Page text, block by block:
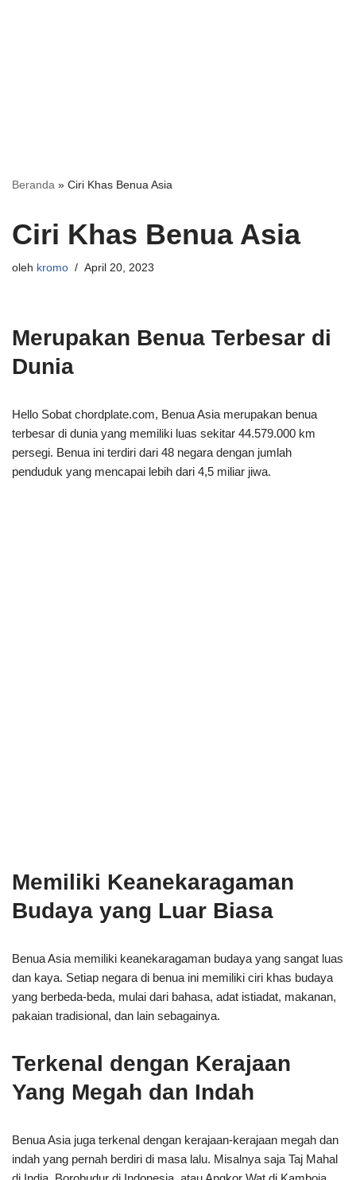
Beranda » Ciri Khas Benua Asia
Ciri Khas Benua Asia
oleh kromo April 20, 2023
Merupakan Benua Terbesar di
Dunia
Hello Sobat chordplate.com, Benua Asia merupakan benua
terbesar di dunia yang memiliki luas sekitar 44.579.000 km
persegi. Benua ini terdiri dari 48 negara dengan jumlah
penduduk yang mencapai lebih dari 4,5 miliar jiwa.
Memiliki Keanekaragaman
Budaya yang Luar Biasa
Benua Asia memiliki keanekaragaman budaya yang sangat luas
dan kaya. Setiap negara di benua ini memiliki ciri khas budaya
yang berbeda-beda, mulai dari bahasa, adat istiadat, makanan,
pakaian tradisional, dan lain sebagainya.
Terkenal dengan Kerajaan
Yang Megah dan Indah
Benua Asia juga terkenal dengan kerajaan-kerajaan megah dan
indah yang pernah berdiri di masa lalu. Misalnya saja Taj Mahal